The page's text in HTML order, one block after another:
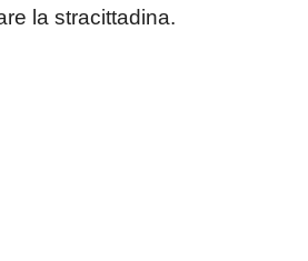
la stracittadina.